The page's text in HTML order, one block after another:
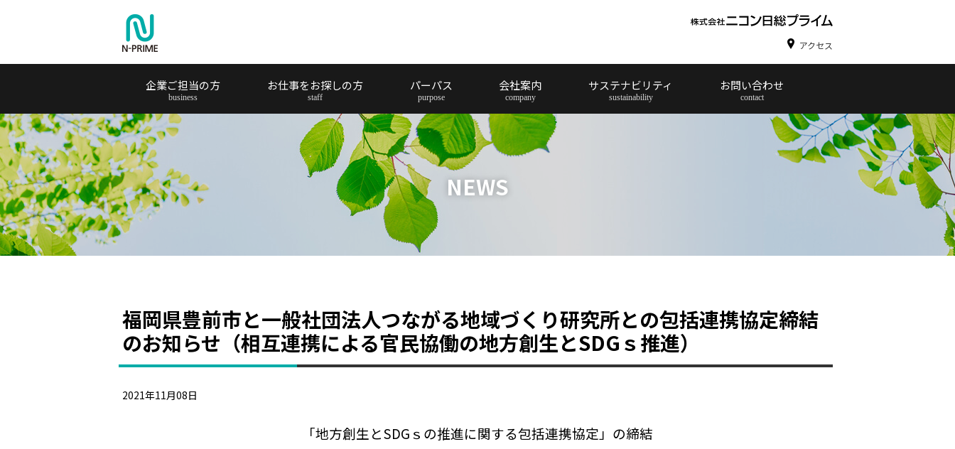
アクセス
企業ご担当の方 お仕事をお探しの方 パーパス 会社案内 サステナビリティ お問い合わせ
NEWS
福岡県豊前市と一般社団法人つながる地域づくり研究所との包括連携協定締結
のお知らせ（相互連携による官民協働の地方創生とSDGｓ推進）
2021年11月08日
「地方創生とSDGｓの推進に関する包括連携協定」の締結